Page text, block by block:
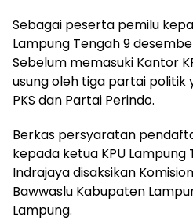
Sebagai peserta pemilu
Lampung Tengah 9
Sebelum memasuki Kantor
usung oleh tiga partai politik
PKS dan Partai Perindo.
Berkas persyaratan
kepada ketua KPU Lampung
Indrajaya disaksikan
Bawwaslu Kabupaten
Lampung.